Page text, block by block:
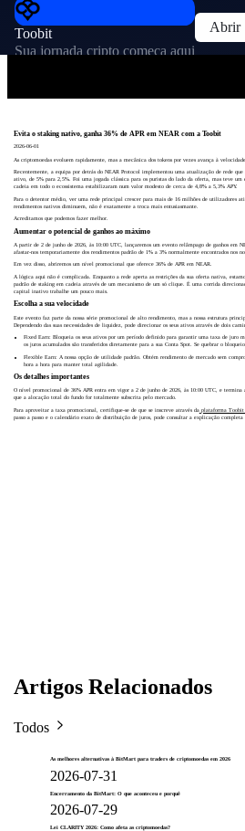
Toobit
Sua jornada cripto começa aqui
Abrir
Evita o staking nativo, ganha 36% de APR em NEAR com a Toobit
2026-06-01
As criptomoedas evoluem rapidamente, mas a mecânica dos tokens por vezes avança à
Recentemente, a equipa por detrás do NEAR Protocol implementou uma atualização de rede
ativo, de 5% para 2,5%. Foi uma jogada clássica para os puristas do lado da oferta, mas teve
cadeia em todo o ecossistema estabilizaram num valor modesto de cerca de 4,8% a 5,3% APY.
Para o detentor médio, ver uma rede principal crescer para mais de 16 milhões de utilizadores
rendimentos nativos diminuem, não é exatamente a troca mais entusiasmante.
Acreditamos que podemos fazer melhor.
Aumentar o potencial de ganhos ao máximo
A partir de 2 de junho de 2026, às 10:00 UTC, lançaremos um evento relâmpago de ganhos em
afastar-nos temporariamente dos rendimentos padrão de 1% a 3% normalmente encontrados nos
Em vez disso, abriremos um nível promocional que oferece 36% de APR em NEAR.
A lógica aqui não é complicada. Enquanto a rede aperta as restrições da sua oferta nativa,
padrão de staking em cadeia através de um mecanismo de um só clique. É uma corrida
capital inativo trabalhe um pouco mais.
Escolha a sua velocidade
Este evento faz parte da nossa série promocional de alto rendimento, mas a nossa estrutura
Dependendo das suas necessidades de liquidez, pode direcionar os seus ativos através de dois
Fixed Earn: Bloqueia os seus ativos por um período definido para garantir uma taxa de
os juros acumulados são transferidos diretamente para a sua Conta Spot. Se quebrar o
Flexible Earn: A nossa opção de utilidade padrão. Obtém rendimento de mercado sem
hora a hora para manter total agilidade.
Os detalhes importantes
O nível promocional de 36% APR entra em vigor a 2 de junho de 2026, às 10:00 UTC, e
que a alocação total do fundo for totalmente subscrita pelo mercado.
Para aproveitar a taxa promocional, certifique-se de que se inscreve através da plataforma Toobit
passo a passo e o calendário exato de distribuição de juros, pode consultar a explicação completa
Artigos Relacionados
Todos
As melhores alternativas à BitMart para traders de criptomoedas em 2026
2026-07-31
Encerramento da BitMart: O que aconteceu e porquê
2026-07-29
Lei CLARITY 2026: Como afeta as criptomoedas?